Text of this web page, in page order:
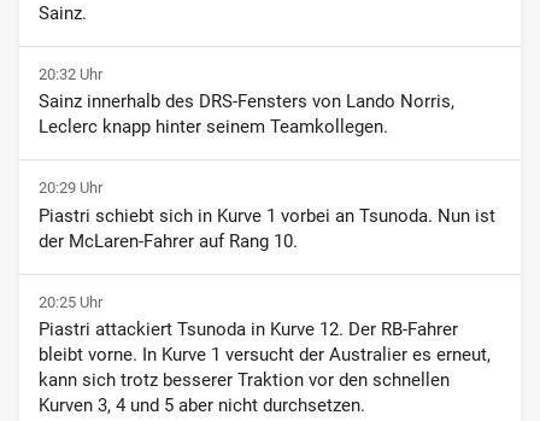
Sainz.
20:32 Uhr
Sainz innerhalb des DRS-Fensters von Lando Norris,
Leclerc knapp hinter seinem Teamkollegen.
20:29 Uhr
Piastri schiebt sich in Kurve 1 vorbei an Tsunoda. Nun ist
der McLaren-Fahrer auf Rang 10.
20:25 Uhr
Piastri attackiert Tsunoda in Kurve 12. Der RB-Fahrer
bleibt vorne. In Kurve 1 versucht der Australier es erneut,
kann sich trotz besserer Traktion vor den schnellen
Kurven 3, 4 und 5 aber nicht durchsetzen.